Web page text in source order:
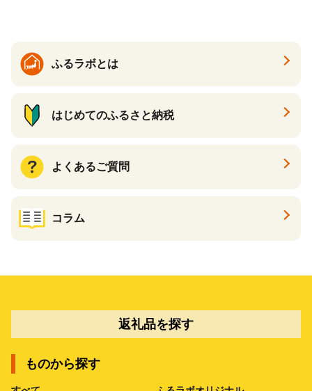
ふるラボとは
はじめてのふるさと納税
よくあるご質問
コラム
返礼品を探す
ものから探す